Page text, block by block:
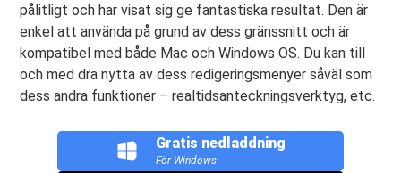
pålitligt och har visat sig ge fantastiska resultat. Den är
enkel att använda på grund av dess gränssnitt och är
kompatibel med både Mac och Windows OS. Du kan till
och med dra nytta av dess redigeringsmenyer såväl som
dess andra funktioner – realtidsanteckningsverktyg, etc.
Gratis nedladdning
För Windows